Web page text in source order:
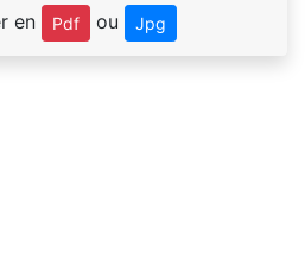
en Pdf ou Jpg